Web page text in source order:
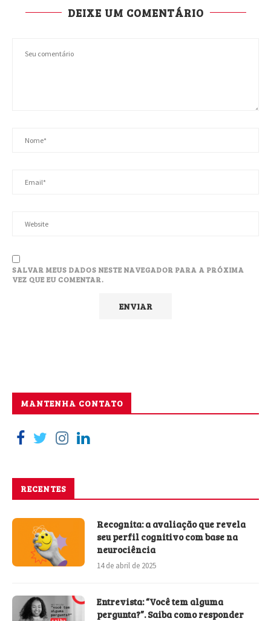
DEIXE UM COMENTÁRIO
SALVAR MEUS DADOS NESTE NAVEGADOR PARA A PRÓXIMA
VEZ QUE EU COMENTAR.
MANTENHA CONTATO
RECENTES
Recognita: a avaliação que revela
seu perfil cognitivo com base na
neurociência
14 de abril de 2025
Entrevista: “Você tem alguma
pergunta?”. Saiba como responder